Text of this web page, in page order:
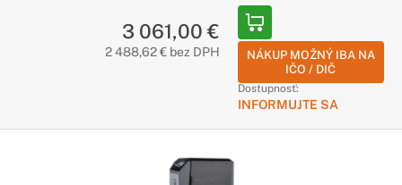
3 061,00 €
2 488,62 € bez DPH
NÁKUP MOŽNÝ IBA NA
IČO / DIČ
Dostupnosť:
INFORMUJTE SA